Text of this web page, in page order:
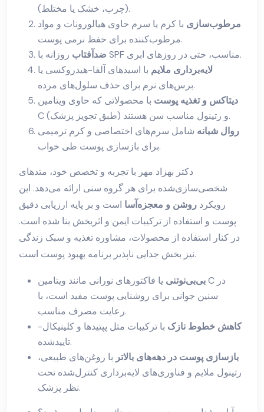
(چرب، خشک یا مختلط).
مرطوب‌سازی با کرم یا سرم حاوی هیالورونات و مواد
مرطوب‌کننده برای حفظ نرمی پوست.
ضدآفتاب
روزانه با SPF مناسب، حتی در روزهای ابری.
لایه‌برداری ملایم با اسیدهای آلفا-هیدروکسی یا
برس‌های نرم برای حذف سلول‌های مرده.
دیتاکس و تغذیه پوست با محصولاتی که حاوی ویتامین
C و رتینول مناسب سن هستند (طبق تجویز پزشک).
روال شبانه شامل سرم‌های اختصاصی و کرم ترمیمی
برای بازسازی پوست طی خواب.
دکتر بهزاد مهر با تجربه و تخصص خود، متدهای
شخصی‌سازی‌شده برای هر گروه سنی ارائه می‌دهد. این
رویکرد روشن و معجزه‌آسا است و بر پایه ارزیابی دقیق
پوست و استفاده از ترکیبات ایمن و اثربخش بنا شده است.
در کنار استفاده از محصولات، مشاوره تغذیه و سبک زندگی
نیز بخش جدایی ناپذیر برنامه بهبود پوست است.
بی‌بی‌نوتنی یا فاکتورهای نورانی مانند ویتامین C در
سنین جوانی برای روشنایی پوست مفید است، با
رعایت مصرف مناسب.
کاهش خطوط نازک با ترکیبات مثل پپتیدها و کلینیکال-
تاییدشده.
بازسازی پوست در دهه‌های بالاتر با روغن‌های طبیعی،
رتینول ملایم و فناوری‌های لایه‌برداری کنترل‌شده تحت
نظر پزشک.